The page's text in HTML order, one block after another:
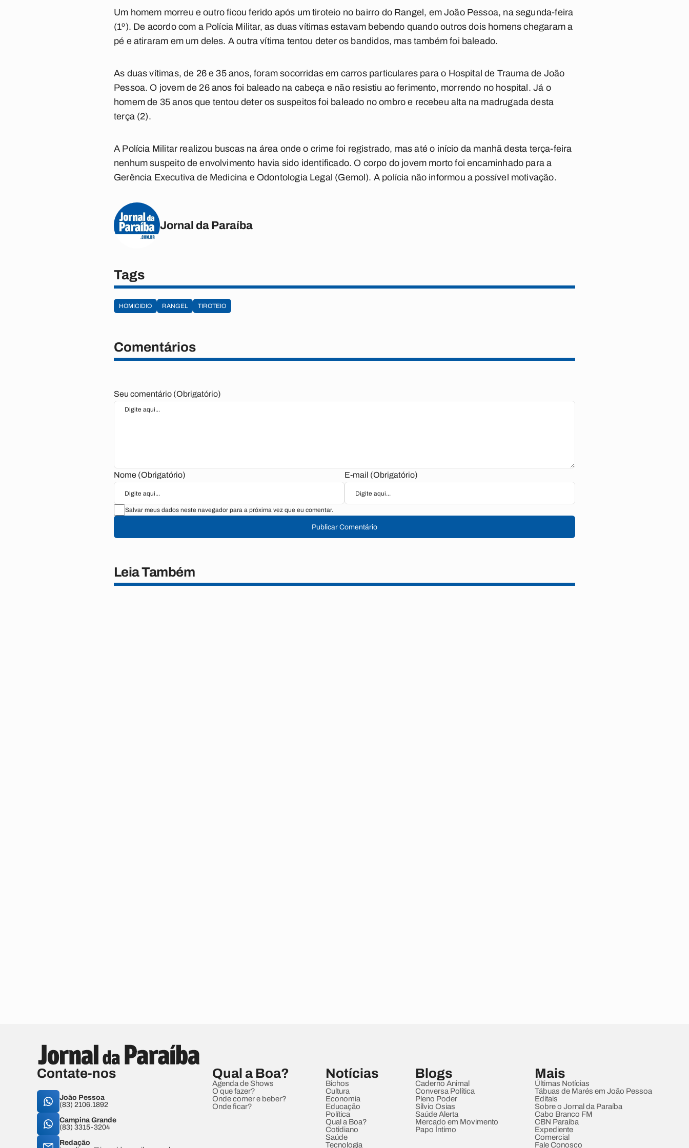
Um homem morreu e outro ficou ferido após um tiroteio no bairro do Rangel , em João Pessoa, na segunda-feira
(1º). De acordo com a Polícia Militar, as duas vítimas estavam bebendo quando outros dois homens chegaram a
pé e atiraram em um deles. A outra vítima tentou deter os bandidos, mas também foi baleado.
As duas vítimas, de 26 e 35 anos, foram socorridas em carros particulares para o Hospital de Trauma de João
Pessoa. O jovem de 26 anos foi baleado na cabeça e não resistiu ao ferimento, morrendo no hospital. Já o
homem de 35 anos que tentou deter os suspeitos foi baleado no ombro e recebeu alta na madrugada desta
terça (2).
A Polícia Militar realizou buscas na área onde o crime foi registrado, mas até o início da manhã desta terça-feira
nenhum suspeito de envolvimento havia sido identificado. O corpo do jovem morto foi encaminhado para a
Gerência Executiva de Medicina e Odontologia Legal (Gemol). A polícia não informou a possível motivação.
Jornal da Paraíba
Tags
HOMICIDIO RANGEL TIROTEIO
Comentários
Seu comentário (Obrigatório)
Nome (Obrigatório) E-mail (Obrigatório)
Salvar meus dados neste navegador para a próxima vez que eu comentar.
Publicar Comentário
Leia Também
Contate-nos
João Pessoa
(83) 2106.1892
Campina Grande
(83) 3315-3204
Redação
Qual a Boa?
Agenda de Shows
O que fazer?
Onde comer e beber?
Onde ficar?
Notícias
Bichos
Cultura
Economia
Educação
Política
Qual a Boa?
Cotidiano
Saúde
Tecnologia
Blogs
Caderno Animal
Conversa Política
Pleno Poder
Sílvio Osias
Saúde Alerta
Mercado em Movimento
Papo Íntimo
Mais
Últimas Notícias
Tábuas de Marés em João Pessoa
Editais
Sobre o Jornal da Paraíba
Cabo Branco FM
CBN Paraíba
Expediente
Comercial
Fale Conosco